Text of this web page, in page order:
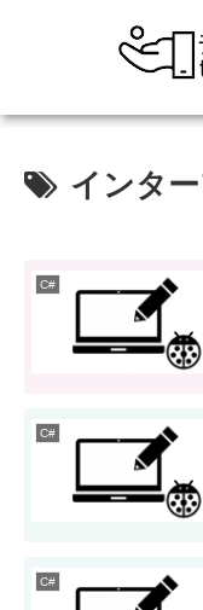
インタ
C#
C#
C#